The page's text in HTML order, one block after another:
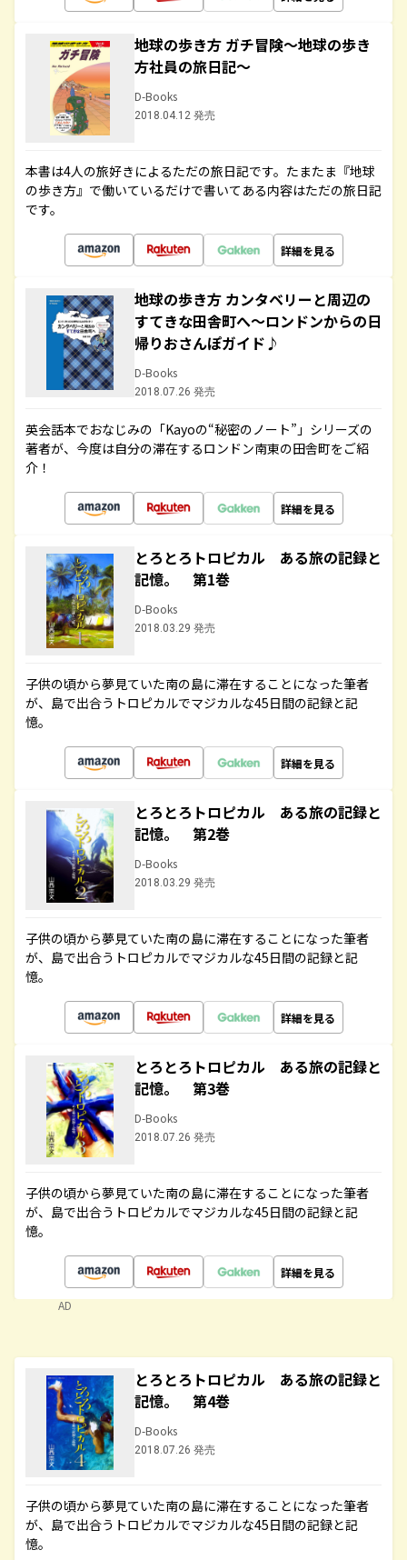
地球の歩き方 ガチ冒険～地球の歩き
方社員の旅日記～
D-Books
2018.04.12 発売
本書は4人の旅好きによるただの旅日記です。たまたま『地球
の歩き方』で働いているだけで書いてある内容はただの旅日記
です。
詳細を見る
地球の歩き方 カンタベリーと周辺の
すてきな田舎町へ～ロンドンからの日
帰りおさんぽガイド♪
D-Books
2018.07.26 発売
英会話本でおなじみの「Kayoの“秘密のノート”」シリーズの
著者が、今度は自分の滞在するロンドン南東の田舎町をご紹
介！
詳細を見る
とろとろトロピカル ある旅の記録と
記憶。 第1巻
D-Books
2018.03.29 発売
子供の頃から夢見ていた南の島に滞在することになった筆者
が、島で出合うトロピカルでマジカルな45日間の記録と記
憶。
詳細を見る
とろとろトロピカル ある旅の記録と
記憶。 第2巻
D-Books
2018.03.29 発売
子供の頃から夢見ていた南の島に滞在することになった筆者
が、島で出合うトロピカルでマジカルな45日間の記録と記
憶。
詳細を見る
とろとろトロピカル ある旅の記録と
記憶。 第3巻
D-Books
2018.07.26 発売
子供の頃から夢見ていた南の島に滞在することになった筆者
が、島で出合うトロピカルでマジカルな45日間の記録と記
憶。
詳細を見る
AD
とろとろトロピカル ある旅の記録と
記憶。 第4巻
D-Books
2018.07.26 発売
子供の頃から夢見ていた南の島に滞在することになった筆者
が、島で出合うトロピカルでマジカルな45日間の記録と記
憶。